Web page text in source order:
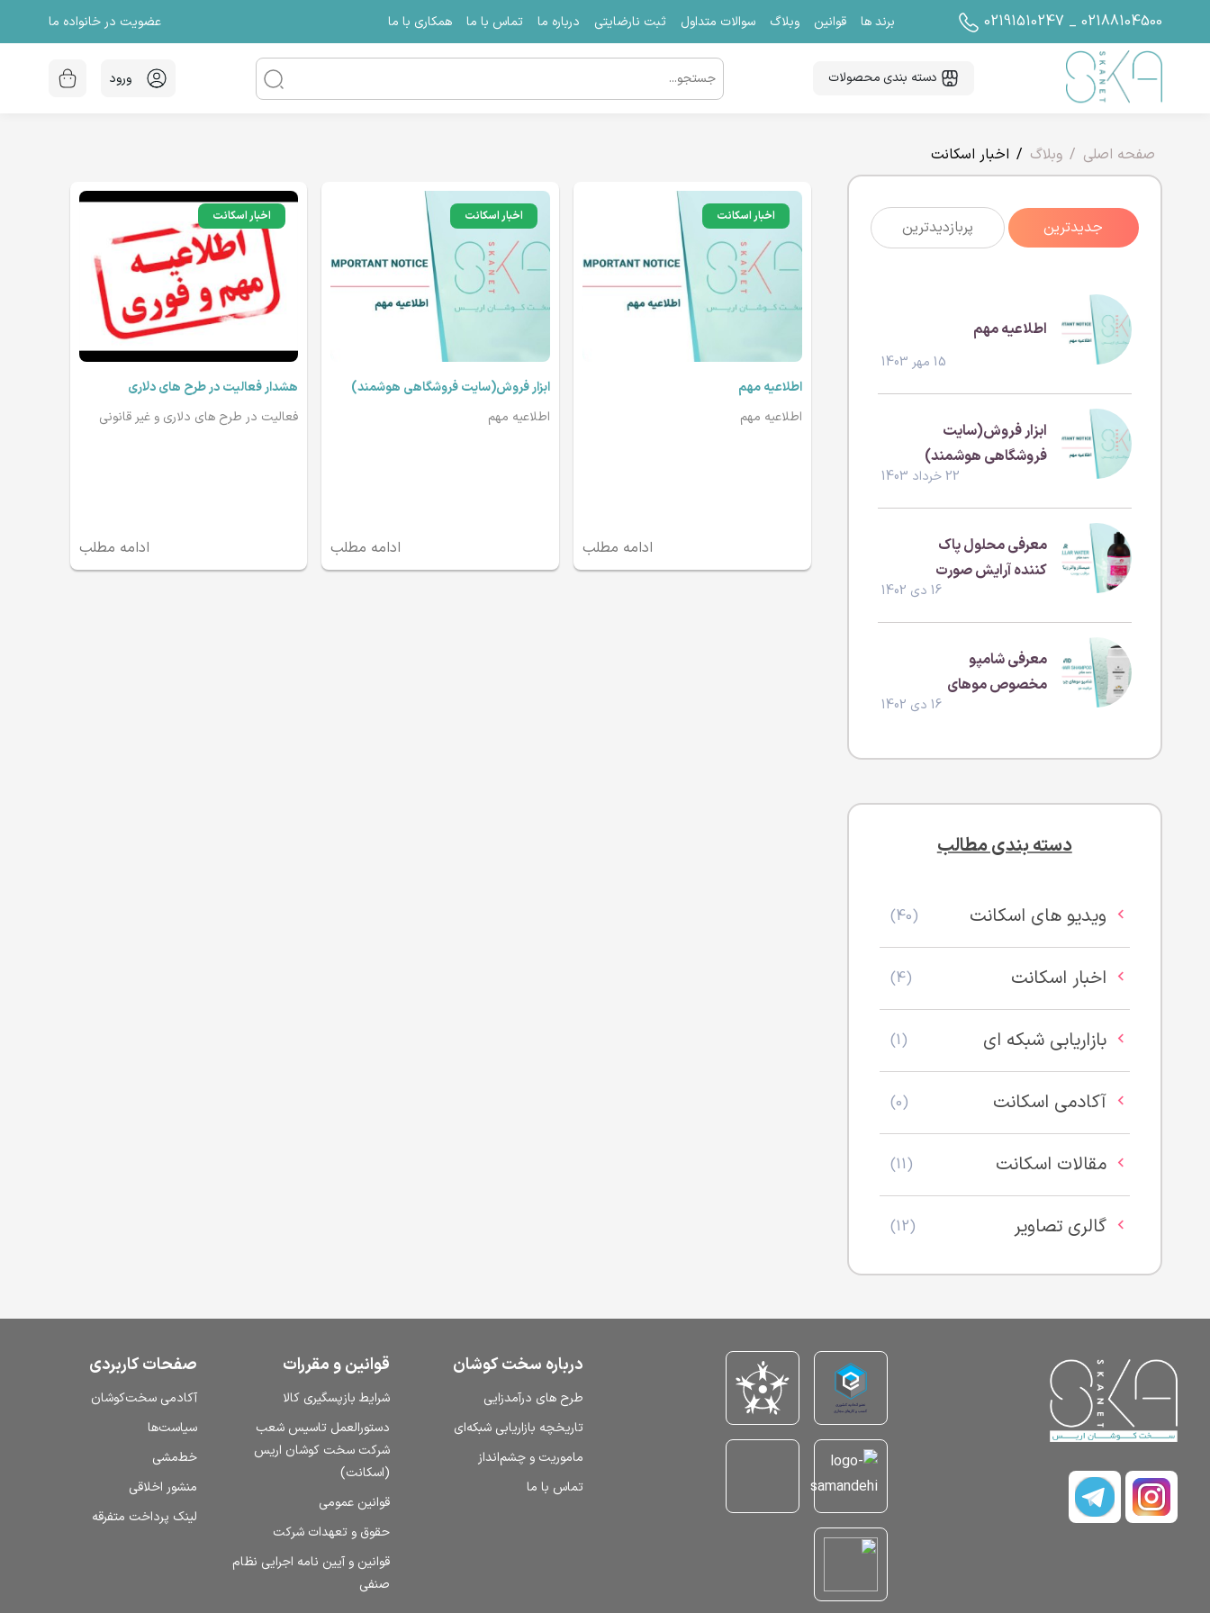
02191510247 _ 02188104500 برند ها قوانین وبلاگ سوالات متداول ثبت نارضایتی درباره ما تماس با ما همکاری با ما عضویت در خانواده ما
دسته بندی محصولات ورود
صفحه اصلی وبلاگ اخبار اسکانت
جدیدترین پربازدیدترین
اطلاعیه مهم
15 مهر 1403
ابزار فروش(سایت
فروشگاهی هوشمند)
22 خرداد 1403
معرفی محلول پاک
کننده آرایش صورت
پارابن )
16 دی 1402
معرفی شامپو
مخصوص موهای
16 دی 1402
دسته بندی مطالب
ویدیو های اسکانت (40)
اخبار اسکانت (4)
بازاریابی شبکه ای (1)
آکادمی اسکانت (0)
مقالات اسکانت (11)
گالری تصاویر (12)
اخبار اسکانت
اطلاعیه مهم
اطلاعیه مهم
ادامه مطلب
اخبار اسکانت
ابزار فروش(سایت فروشگاهی هوشمند)
اطلاعیه مهم
ادامه مطلب
اخبار اسکانت
هشدار فعالیت در طرح های دلاری
فعالیت در طرح های دلاری و غیر قانونی
ادامه مطلب
درباره سخت کوشان
طرح‌ های درآمدزایی
تاریخچه بازاریابی شبکه‌ای
ماموریت و چشم‌انداز
تماس با ما
قوانین و مقررات
شرایط بازپسگیری کالا
دستورالعمل تاسیس شعب
شرکت سخت کوشان اریس
(اسکانت)
قوانین عمومی
حقوق و تعهدات شرکت
قوانین و آیین نامه اجرایی نظام
صنفی
صفحات کاربردی
آکادمی سخت‌کوشان
سیاست‌ها
خط‌مشی
منشور اخلاقی
لینک پرداخت متفرقه